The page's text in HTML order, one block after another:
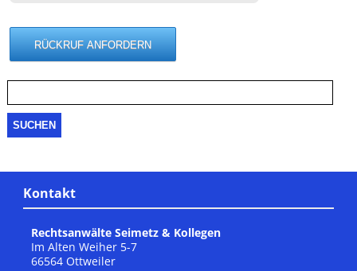
nach:
Kontakt
Rechtsanwälte Seimetz & Kollegen
Im Alten Weiher 5-7
66564 Ottweiler